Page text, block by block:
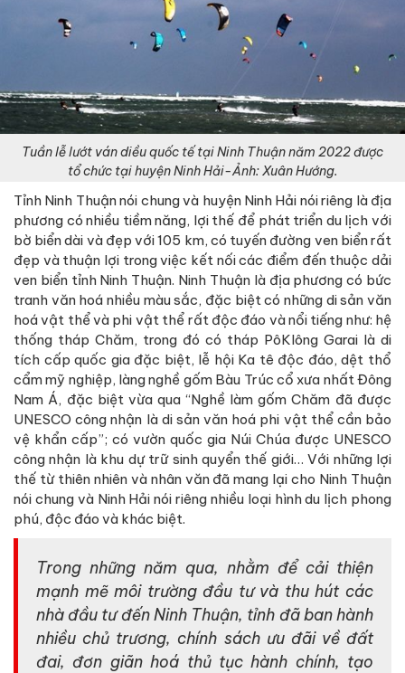
Tuần lễ lướt ván diều quốc tế tại Ninh Thuận năm 2022 được
tổ chức tại huyện Ninh Hải-Ảnh: Xuân Hướng.
Tỉnh Ninh Thuận nói chung và huyện Ninh Hải nói riêng là địa
phương có nhiều tiềm năng, lợi thế để phát triển du lịch với
bờ biển dài và đẹp với 105 km, có tuyến đường ven biển rất
đẹp và thuận lợi trong việc kết nối các điểm đến thuộc dải
ven biển tỉnh Ninh Thuận. Ninh Thuận là địa phương có bức
tranh văn hoá nhiều màu sắc, đặc biệt có những di sản văn
hoá vật thể và phi vật thể rất độc đáo và nổi tiếng như: hệ
thống tháp Chăm, trong đó có tháp PôKlông Garai là di
tích cấp quốc gia đặc biệt, lễ hội Ka tê độc đáo, dệt thổ
cẩm mỹ nghiệp, làng nghề gốm Bàu Trúc cổ xưa nhất Đông
Nam Á, đặc biệt vừa qua “Nghề làm gốm Chăm đã được
UNESCO công nhận là di sản văn hoá phi vật thể cần bảo
vệ khẩn cấp”; có vườn quốc gia Núi Chúa được UNESCO
công nhận là khu dự trữ sinh quyển thế giới… Với những lợi
thế từ thiên nhiên và nhân văn đã mang lại cho Ninh Thuận
nói chung và Ninh Hải nói riêng nhiều loại hình du lịch phong
phú, độc đáo và khác biệt.
Trong những năm qua, nhằm để cải thiện
mạnh mẽ môi trường đầu tư và thu hút các
nhà đầu tư đến Ninh Thuận, tỉnh đã ban hành
nhiều chủ trương, chính sách ưu đãi về đất
đai, đơn giãn hoá thủ tục hành chính, tạo